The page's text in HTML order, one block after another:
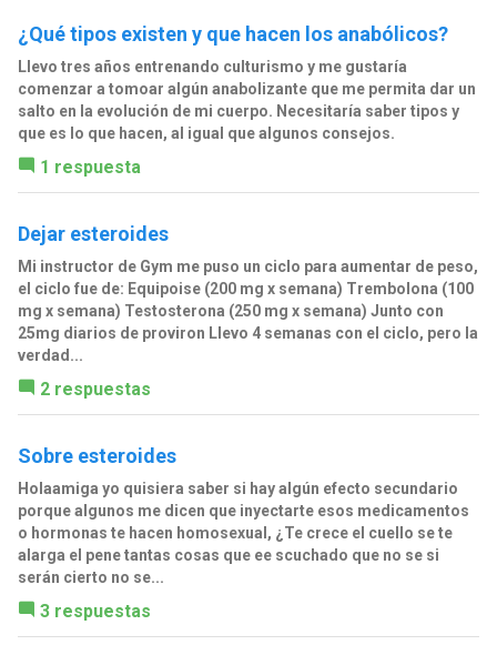
¿Qué tipos existen y que hacen los anabólicos?
Llevo tres años entrenando culturismo y me gustaría
comenzar a tomoar algún anabolizante que me permita dar un
salto en la evolución de mi cuerpo. Necesitaría saber tipos y
que es lo que hacen, al igual que algunos consejos.
1 respuesta
Dejar esteroides
Mi instructor de Gym me puso un ciclo para aumentar de peso,
el ciclo fue de: Equipoise (200 mg x semana) Trembolona (100
mg x semana) Testosterona (250 mg x semana) Junto con
25mg diarios de proviron Llevo 4 semanas con el ciclo, pero la
verdad...
2 respuestas
Sobre esteroides
Holaamiga yo quisiera saber si hay algún efecto secundario
porque algunos me dicen que inyectarte esos medicamentos
o hormonas te hacen homosexual, ¿Te crece el cuello se te
alarga el pene tantas cosas que ee scuchado que no se si
serán cierto no se...
3 respuestas